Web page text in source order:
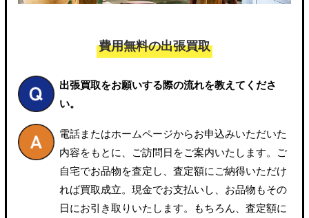
費用無料の出張買取
出張買取をお願いする際の流れを教えてくださ
い。
電話またはホームページからお申込みいただいた
内容をもとに、ご訪問日をご案内いたします。ご
自宅でお品物を査定し、査定額にご納得いただけ
れば買取成立。現金でお支払いし、お品物もその
日にお引き取りいたします。もちろん、査定額に